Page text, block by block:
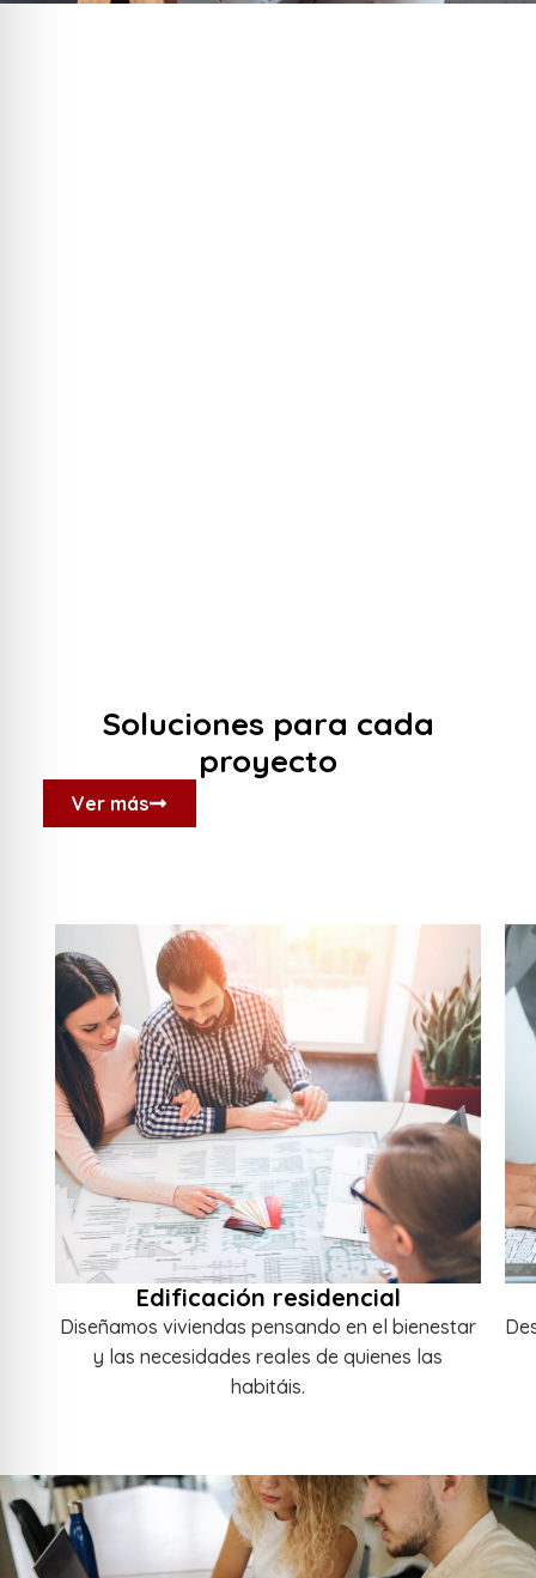
Soluciones para cada
proyecto
Ver más
Edificación residencial
Diseñamos viviendas pensando en el bienestar
y las necesidades reales de quienes las
habitáis.